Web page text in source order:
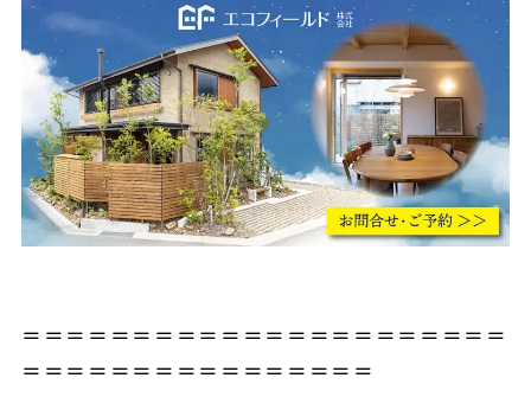
＝＝＝＝＝＝＝＝＝＝＝＝＝＝＝＝＝＝＝＝＝＝
＝＝＝＝＝＝＝＝＝＝＝＝＝＝＝＝